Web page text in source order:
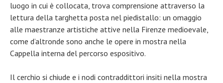
luogo in cui è collocata, trova comprensione attraverso la
lettura della targhetta posta nel piedistallo: un omaggio
alle maestranze artistiche attive nella Firenze medioevale,
come d’altronde sono anche le opere in mostra nella
Cappella interna del percorso espositivo.
Il cerchio si chiude e i nodi contraddittori insiti nella mostra